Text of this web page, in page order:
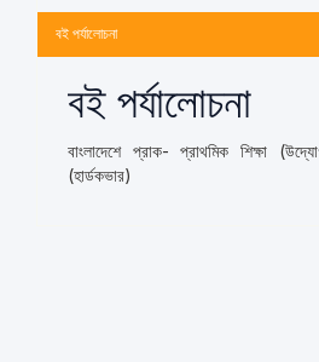
বই পর্যালোচনা
বই পর্যালোচনা
বাংলাদেশে প্রাক- প্রাথমিক শিক্ষা
(হার্ডকভার)